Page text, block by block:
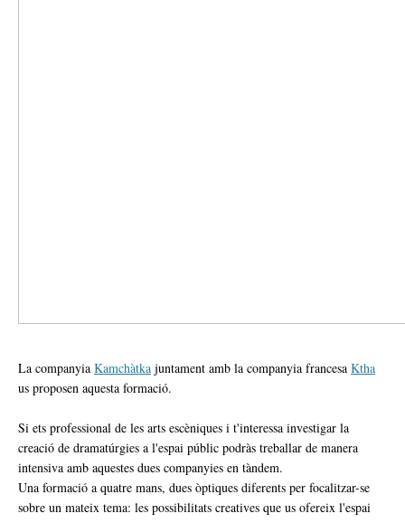
La companyia Kamchàtka juntament amb la companyia francesa Ktha
us proposen aquesta formació.
Si ets professional de les arts escèniques i t'interessa investigar la
creació de dramatúrgies a l'espai públic podràs treballar de manera
intensiva amb aquestes dues companyies en tàndem.
Una formació a quatre mans, dues òptiques diferents per focalitzar-se
sobre un mateix tema: les possibilitats creatives que us ofereix l'espai